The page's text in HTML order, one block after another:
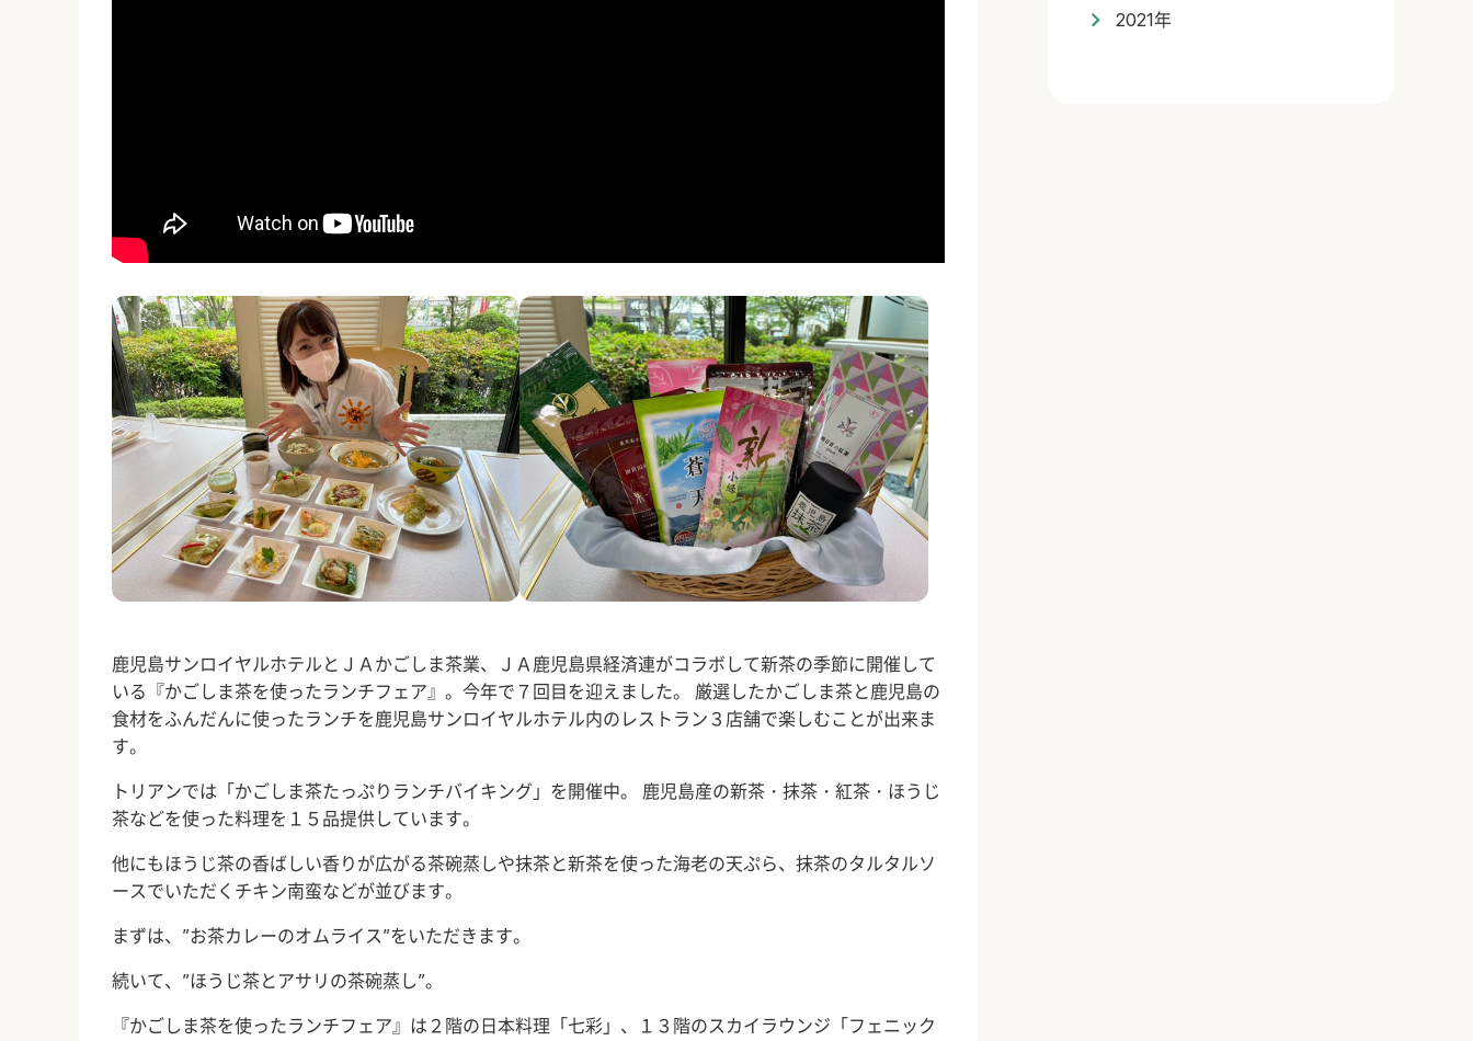
2021年
鹿児島サンロイヤルホテルとＪＡかごしま茶業、ＪＡ鹿児島県経済連がコラボして新茶の季節に開催して
いる『かごしま茶を使ったランチフェア』。今年で７回目を迎えました。 厳選したかごしま茶と鹿児島の
食材をふんだんに使ったランチを鹿児島サンロイヤルホテル内のレストラン３店舗で楽しむことが出来ま
す。
トリアンでは「かごしま茶たっぷりランチバイキング」を開催中。 鹿児島産の新茶・抹茶・紅茶・ほうじ
茶などを使った料理を１５品提供しています。
他にもほうじ茶の香ばしい香りが広がる茶碗蒸しや抹茶と新茶を使った海老の天ぷら、抹茶のタルタルソ
ースでいただくチキン南蛮などが並びます。
まずは、”お茶カレーのオムライス”をいただきます。
続いて、”ほうじ茶とアサリの茶碗蒸し”。
『かごしま茶を使ったランチフェア』は２階の日本料理「七彩」、１３階のスカイラウンジ「フェニック